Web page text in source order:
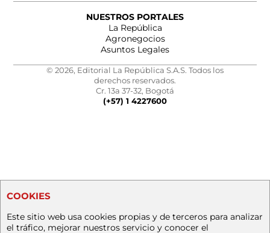
NUESTROS PORTALES
La República
Agronegocios
Asuntos Legales
© 2026, Editorial La República S.A.S. Todos los
derechos reservados.
Cr. 13a 37-32, Bogotá
(+57) 1 4227600
COOKIES
Este sitio web usa cookies propias y de terceros para analizar
el tráfico, mejorar nuestros servicio y conocer el